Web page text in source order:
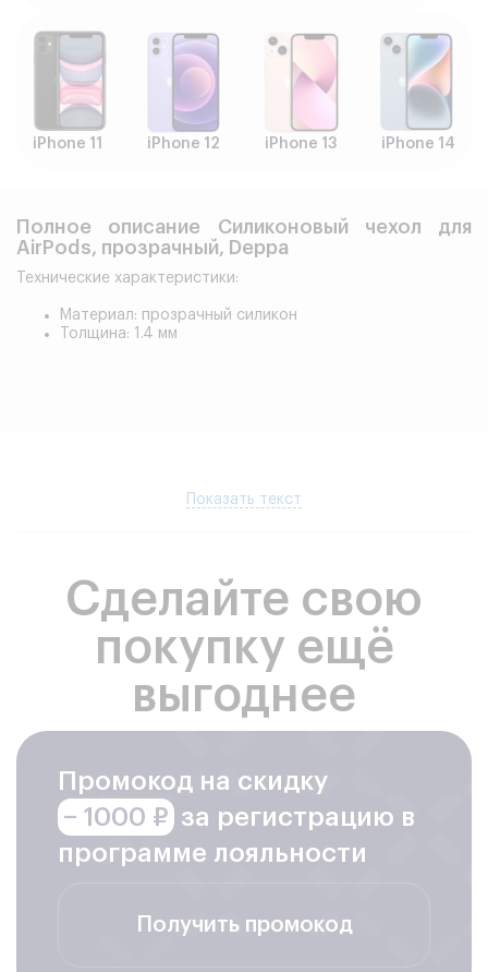
iPhone 11 iPhone 12 iPhone 13 iPhone 14
Полное описание Силиконовый чехол для
AirPods, прозрачный, Deppa
Технические характеристики:
Материал: прозрачный силикон
Толщина: 1.4 мм
Показать текст
Сделайте свою
покупку ещё
выгоднее
Промокод на скидку
− 1000 ₽ за регистрацию в
программе лояльности
Получить промокод